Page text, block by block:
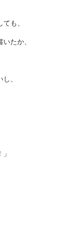
も、
たか、
、